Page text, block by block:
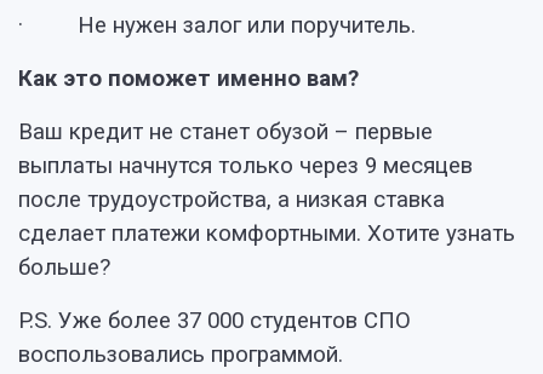
· Не нужен залог или поручитель.
Как это поможет именно вам?
Ваш кредит не станет обузой – первые
выплаты начнутся только через 9 месяцев
после трудоустройства, а низкая ставка
сделает платежи комфортными. Хотите узнать
больше?
P.S. Уже более 37 000 студентов СПО
воспользовались программой.